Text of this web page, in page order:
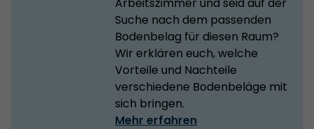
Suche nach dem passenden
Bodenbelag für diesen Raum?
Wir erklären euch, welche
Vorteile und Nachteile
verschiedene Bodenbeläge mit
sich bringen.
Mehr erfahren